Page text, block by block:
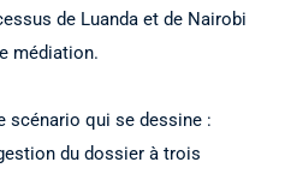
de Luanda et de Nairobi
médiation.
scénario qui se dessine :
du dossier à trois